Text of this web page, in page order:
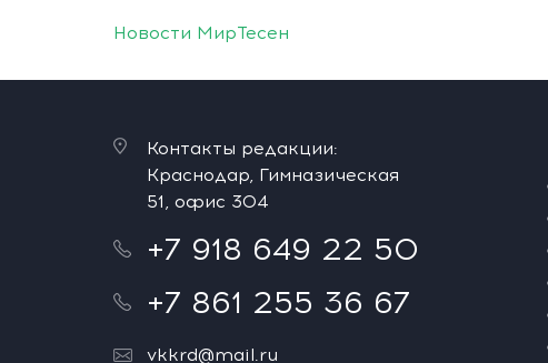
Новости МирТесен
Контакты редакции:
Краснодар, Гимназическая
51, офис 304
+7 918 649 22 50
+7 861 255 36 67
vkkrd@mail.ru